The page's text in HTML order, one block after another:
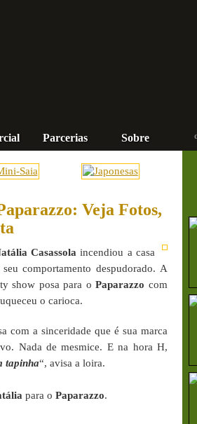
Sobre
Parcerias
Veja Fotos,
Casassola incendiou a casa
comportamento despudorado. A
show posa para oPaparazzo com
o carioca.
com a sinceridade que é sua marca
Nada de mesmice. E na hora H,
tapinha“, avisa a loira.
para o Paparazzo.